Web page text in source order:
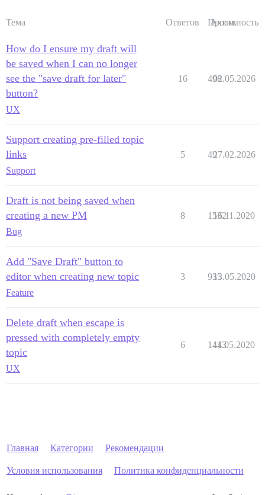
Тема Ответов Просм.
Активность
How do I ensure my draft will
be saved when I can no longer
see the "save draft for later"
button?
UX
16 498
02.05.2026
Support creating pre-filled topic
links
Support
5 4927.02.2026
Draft is not being saved when
creating a new PM
Bug
8 1532
16.11.2020
Add "Save Draft" button to
editor when creating new topic
Feature
3 935
13.05.2020
Delete draft when escape is
pressed with completely empty
topic
UX
6 1443
11.05.2020
Главная Категории Рекомендации
Условия использования Политика конфиденциальности